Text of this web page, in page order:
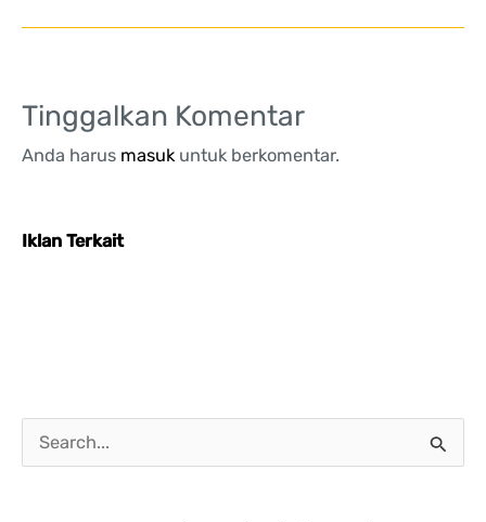
Tinggalkan Komentar
Anda harus masuk untuk berkomentar.
Iklan Terkait
a